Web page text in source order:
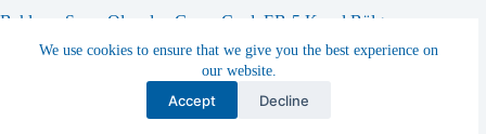
We use cookies to ensure that we give you the best experience on
our website.
Accept Decline
Bekleme Sırası Olmadan Green Card: EB-5 Kırsal Bölge
(Rural TEA) Yatırımının Kritik Avantajları